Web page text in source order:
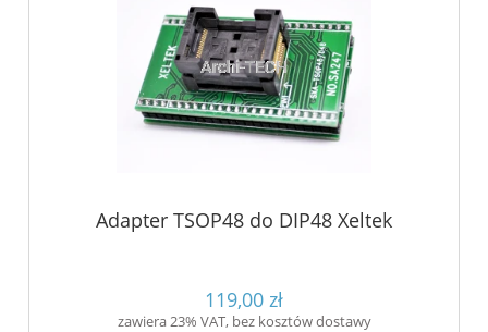
Adapter TSOP48 do DIP48 Xeltek
119,00 zł
zawiera 23% VAT, bez kosztów dostawy